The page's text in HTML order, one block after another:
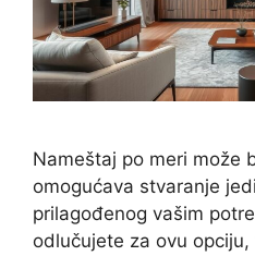
Nameštaj po meri može
omogućava stvaranje
prilagođenog vašim
odlučujete za ovu